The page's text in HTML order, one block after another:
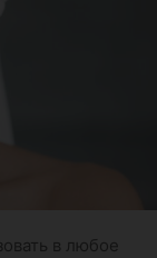
в любое